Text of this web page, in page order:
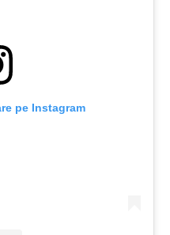
pe Instagram